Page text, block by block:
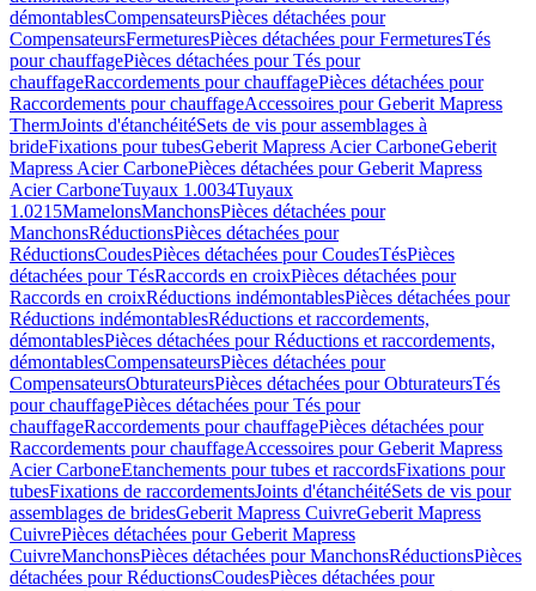
démontablesCompensateursPièces détachées pour
CompensateursFermeturesPièces détachées pour FermeturesTés
pour chauffagePièces détachées pour Tés pour
chauffageRaccordements pour chauffagePièces détachées pour
Raccordements pour chauffageAccessoires pour Geberit Mapress
ThermJoints d'étanchéitéSets de vis pour assemblages à
brideFixations pour tubesGeberit Mapress Acier CarboneGeberit
Mapress Acier CarbonePièces détachées pour Geberit Mapress
Acier CarboneTuyaux 1.0034Tuyaux
1.0215MamelonsManchonsPièces détachées pour
ManchonsRéductionsPièces détachées pour
RéductionsCoudesPièces détachées pour CoudesTésPièces
détachées pour TésRaccords en croixPièces détachées pour
Raccords en croixRéductions indémontablesPièces détachées pour
Réductions indémontablesRéductions et raccordements,
démontablesPièces détachées pour Réductions et raccordements,
démontablesCompensateursPièces détachées pour
CompensateursObturateursPièces détachées pour ObturateursTés
pour chauffagePièces détachées pour Tés pour
chauffageRaccordements pour chauffagePièces détachées pour
Raccordements pour chauffageAccessoires pour Geberit Mapress
Acier CarboneEtanchements pour tubes et raccordsFixations pour
tubesFixations de raccordementsJoints d'étanchéitéSets de vis pour
assemblages de bridesGeberit Mapress CuivreGeberit Mapress
CuivrePièces détachées pour Geberit Mapress
CuivreManchonsPièces détachées pour ManchonsRéductionsPièces
détachées pour RéductionsCoudesPièces détachées pour